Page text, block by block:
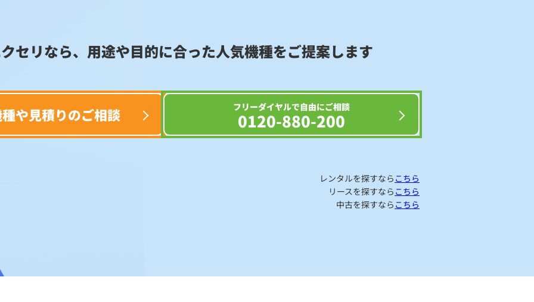
セリなら、用途や目的に合った人気機種をご提案します
や見積りのご相談 フリーダイヤルで自由にご相談
0120-880-200
レンタルを探すなら こちら
リースを探すなら こちら
中古を探すなら こちら